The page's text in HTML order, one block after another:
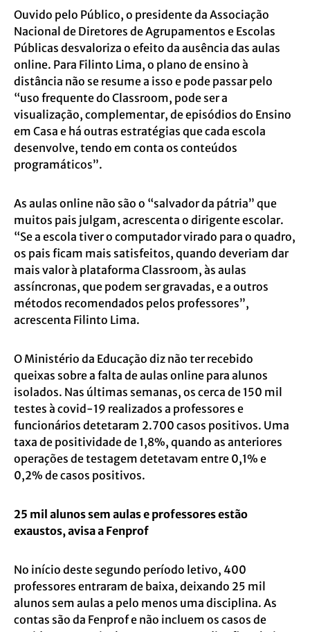
Ouvido pelo Público, o presidente da Associação
Nacional de Diretores de Agrupamentos e Escolas
Públicas desvaloriza o efeito da ausência das aulas
online. Para Filinto Lima, o plano de ensino à
distância não se resume a isso e pode passar pelo
“uso frequente do Classroom, pode ser a
visualização, complementar, de episódios do Ensino
em Casa e há outras estratégias que cada escola
desenvolve, tendo em conta os conteúdos
programáticos”.
As aulas online não são o “salvador da pátria” que
muitos pais julgam, acrescenta o dirigente escolar.
“Se a escola tiver o computador virado para o quadro,
os pais ficam mais satisfeitos, quando deveriam dar
mais valor à plataforma Classroom, às aulas
assíncronas, que podem ser gravadas, e a outros
métodos recomendados pelos professores”,
acrescenta Filinto Lima.
O Ministério da Educação diz não ter recebido
queixas sobre a falta de aulas online para alunos
isolados. Nas últimas semanas, os cerca de 150 mil
testes à covid-19 realizados a professores e
funcionários detetaram 2.700 casos positivos. Uma
taxa de positividade de 1,8%, quando as anteriores
operações de testagem detetavam entre 0,1% e
0,2% de casos positivos.
25 mil alunos sem aulas e professores estão
exaustos, avisa a Fenprof
No início deste segundo período letivo, 400
professores entraram de baixa, deixando 25 mil
alunos sem aulas a pelo menos uma disciplina. As
contas são da Fenprof e não incluem os casos de